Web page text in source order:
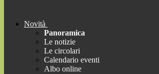
Novità
Panoramica
Le notizie
Le circolari
Calendario eventi
Albo online